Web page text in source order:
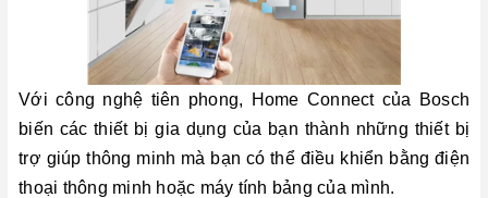
Với công nghệ tiên phong, Home Connect của Bosch
biến các thiết bị gia dụng của bạn thành những thiết bị
trợ giúp thông minh mà bạn có thể điều khiển bằng điện
thoại thông minh hoặc máy tính bảng của mình.